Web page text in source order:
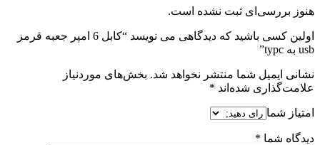
هنوز بررسی‌ای ثبت نشده است.
اولین کسی باشید که دیدگاهی می نویسد “کابل 6 امپر جعبه قرمز
usb به typc”
نشانی ایمیل شما منتشر نخواهد شد. بخش‌های موردنیاز
علامت‌گذاری شده‌اند *
امتیاز شما
دیدگاه شما *